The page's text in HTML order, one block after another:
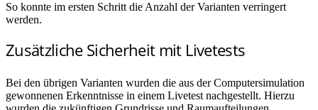
So konnte im ersten Schritt die Anzahl der Varianten verringert
werden.
Zusätzliche Sicherheit mit Livetests
Bei den übrigen Varianten wurden die aus der Computersimulation
gewonnenen Erkenntnisse in einem Livetest nachgestellt. Hierzu